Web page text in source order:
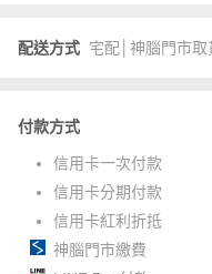
配送方式 宅配│神腦門市取
付款方式
信用卡一次付款
信用卡分期付款
信用卡紅利折抵
神腦門市繳費